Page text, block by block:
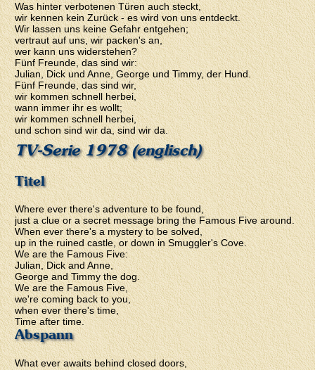
Was hinter verbotenen Türen auch steckt,
wir kennen kein Zurück - es wird von uns entdeckt.
Wir lassen uns keine Gefahr entgehen;
vertraut auf uns, wir packen's an,
wer kann uns widerstehen?
Fünf Freunde, das sind wir:
Julian, Dick und Anne, George und Timmy, der Hund.
Fünf Freunde, das sind wir,
wir kommen schnell herbei,
wann immer ihr es wollt;
wir kommen schnell herbei,
und schon sind wir da, sind wir da.
TV-Serie 1978 (englisch)
Titel
Where ever there's adventure to be found,
just a clue or a secret message bring the Famous Five around.
When ever there's a mystery to be solved,
up in the ruined castle, or down in Smuggler's Cove.
We are the Famous Five:
Julian, Dick and Anne,
George and Timmy the dog.
We are the Famous Five,
we're coming back to you,
when ever there's time,
Time after time.
Abspann
What ever awaits behind closed doors,